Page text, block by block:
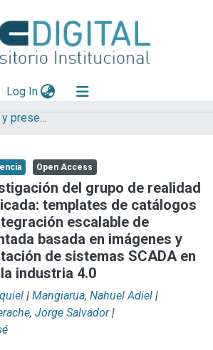
Log In(current)
Artículos, informes y presentaciones en Congresos
Open Access
del grupo de realidad
templates de catálogos
escalable de
basada en imágenes y
de sistemas SCADA en
industria 4.0
| Mangiarua, Nahuel Adiel |
Jorge Salvador |